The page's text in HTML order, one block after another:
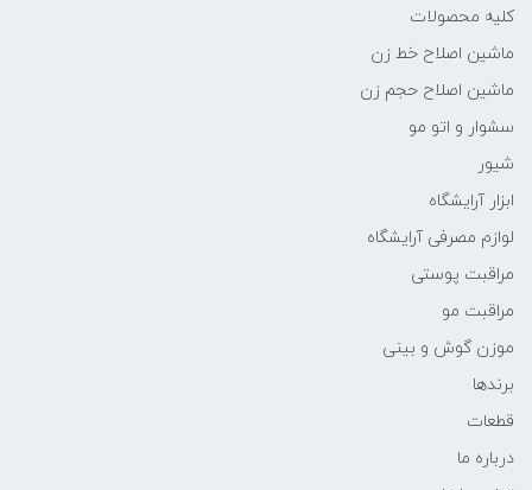
کلیه محصولات
ماشین اصلاح خط زن
ماشین اصلاح حجم زن
سشوار و اتو مو
شیور
ابزار آرایشگاه
لوازم مصرفی آرایشگاه
مراقبت پوستی
مراقبت مو
موزن گوش و بینی
برندها
قطعات
درباره ما